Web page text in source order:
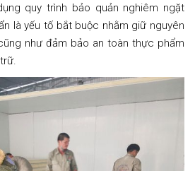
quy trình bảo quản nghiêm ngặt
là yếu tố bắt buộc nhằm giữ nguyên
như đảm bảo an toàn thực phẩm